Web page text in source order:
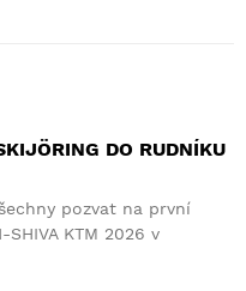
DO RUDNÍKU
pozvat na první
SHIVA KTM 2026 v